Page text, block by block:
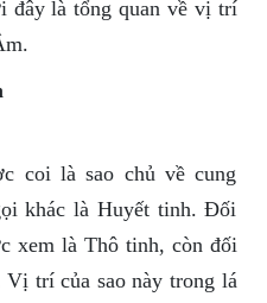
đây là tổng quan về vị trí
coi là sao chủ về cung
khác là Huyết tinh. Đối
xem là Thô tinh, còn đối
trí của sao này trong lá